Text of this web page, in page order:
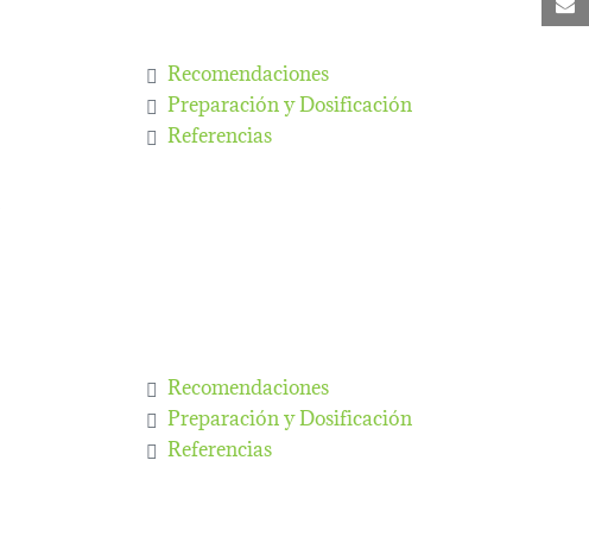
Recomendaciones
Preparación y Dosificación
Referencias
Recomendaciones
Preparación y Dosificación
Referencias